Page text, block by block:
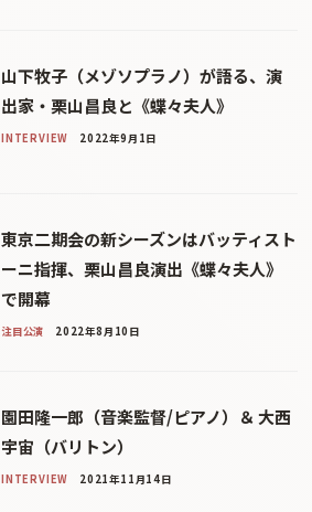
山下牧子（メゾソプラノ）が語る、演
出家・栗山昌良と《蝶々夫人》
INTERVIEW 2022年9月1日
東京二期会の新シーズンはバッティスト
ーニ指揮、栗山昌良演出《蝶々夫人》
で開幕
注目公演 2022年8月10日
園田隆一郎（音楽監督/ピアノ）＆ 大西
宇宙（バリトン）
INTERVIEW 2021年11月14日